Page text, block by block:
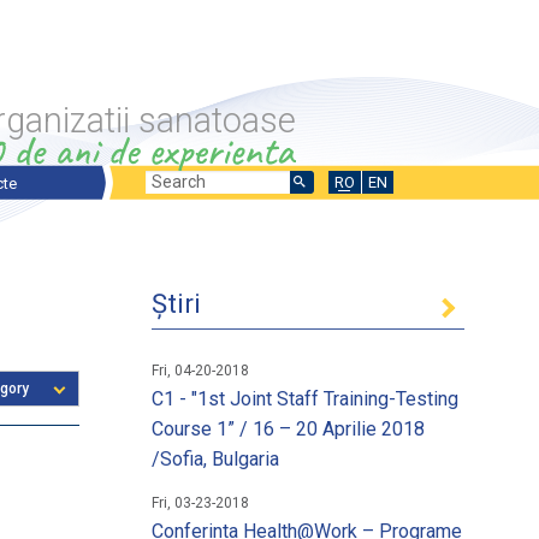
sanatoase
stimularea fortei de munca
prezentare generala
Search
Search
RO EN
Știri
Fri, 04-20-2018
C1 - "1st Joint Staff Training-Testing
Course 1” / 16 – 20 Aprilie 2018
/Sofia, Bulgaria
Fri, 03-23-2018
Conferinta Health@Work – Programe